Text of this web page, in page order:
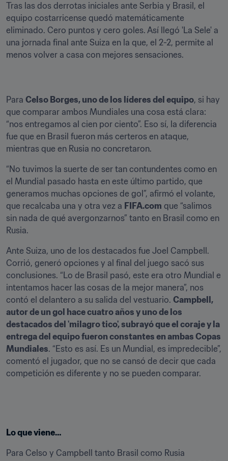
Tras las dos derrotas iniciales ante Serbia y Brasil, el
equipo costarricense quedó matemáticamente
eliminado. Cero puntos y cero goles. Así llegó 'La Sele' a
una jornada final ante Suiza en la que, el 2-2, permite al
menos volver a casa con mejores sensaciones.
Para Celso Borges, uno de los líderes del equipo, si hay
que comparar ambos Mundiales una cosa está clara:
“nos entregamos al cien por ciento”. Eso sí, la diferencia
fue que en Brasil fueron más certeros en ataque,
mientras que en Rusia no concretaron.
“No tuvimos la suerte de ser tan contundentes como en
el Mundial pasado hasta en este último partido, que
generamos muchas opciones de gol”, afirmó el volante,
que recalcaba una y otra vez a FIFA.com que “salimos
sin nada de qué avergonzarnos” tanto en Brasil como en
Rusia.
Ante Suiza, uno de los destacados fue Joel Campbell.
Corrió, generó opciones y al final del juego sacó sus
conclusiones. “Lo de Brasil pasó, este era otro Mundial e
intentamos hacer las cosas de la mejor manera”, nos
contó el delantero a su salida del vestuario. Campbell,
autor de un gol hace cuatro años y uno de los
destacados del 'milagro tico', subrayó que el coraje y la
entrega del equipo fueron constantes en ambas Copas
Mundiales. “Esto es así. Es un Mundial, es impredecible”,
comentó el jugador, que no se cansó de decir que cada
competición es diferente y no se pueden comparar.
Lo que viene…
Para Celso y Campbell tanto Brasil como Rusia